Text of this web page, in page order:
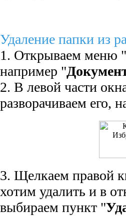
Удаление папки из
1. Открываем меню
например "
2. В левой части
разворачиваем его,
3. Щелкаем правой
хотим удалить и в
выбираем пункт "